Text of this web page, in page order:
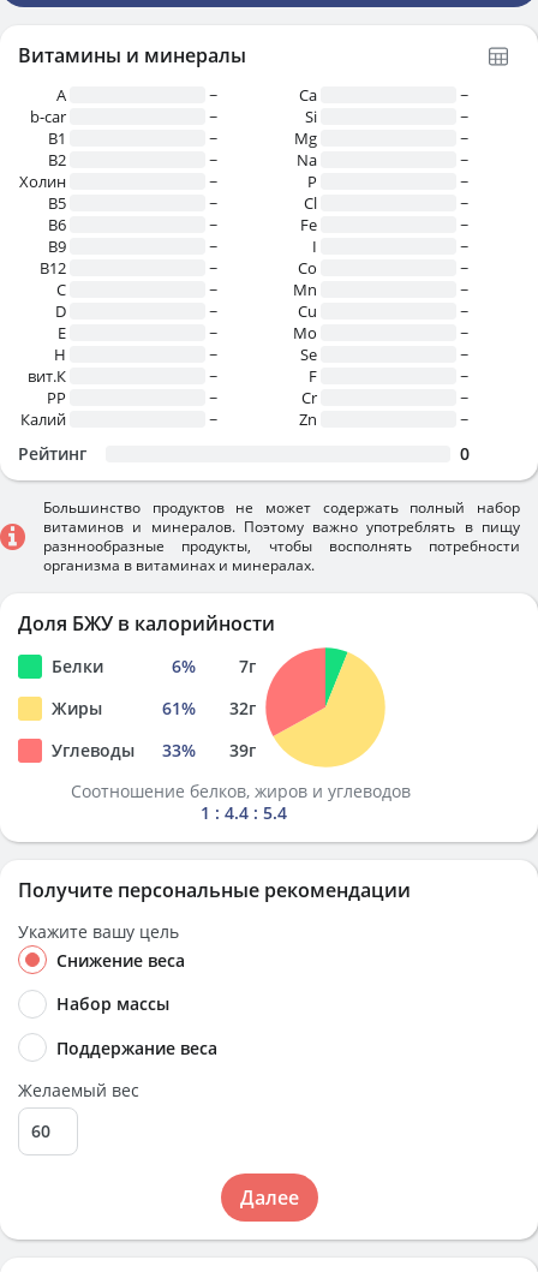
Витамины и минералы
A
~
b-car
~
В1
~
B2
~
Холин
~
B5
~
B6
~
B9
~
B12
~
C
~
D
~
E
~
H
~
вит.К
~
PP
~
Калий
~
Ca
~
Si
~
Mg
~
Na
~
P
~
Cl
~
Fe
~
I
~
Co
~
Mn
~
Cu
~
Mo
~
Se
~
F
~
Cr
~
Zn
~
Рейтинг 0
Большинство продуктов не может содержать полный набор
витаминов и минералов. Поэтому важно употреблять в пищу
разннообразные продукты, чтобы восполнять потребности
организма в витаминах и минералах.
Доля БЖУ в калорийности
Белки 6% 7г
Жиры
61% 32г
Углеводы
33% 39г
Соотношение белков, жиров и углеводов
1 : 4.4 : 5.4
Получите персональные рекомендации
Укажите вашу цель
Снижение веса
Набор массы
Поддержание веса
Желаемый вес
Далее